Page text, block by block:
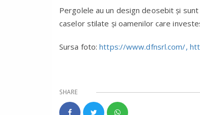
Pergolele au un design deosebit şi
caselor stilate şi oamenilor care
Sursa foto:https://www.dfnsrl.com/,
SHARE